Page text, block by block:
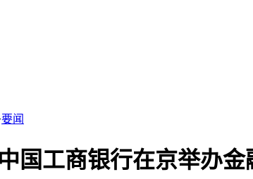
要闻
国工商银行在京举办